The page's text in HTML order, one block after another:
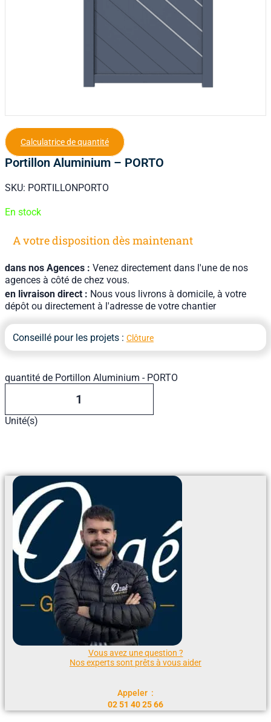
Calculatrice de quantité
Portillon Aluminium – PORTO
SKU: PORTILLONPORTO
En stock
A votre disposition dès maintenant
dans nos Agences : Venez directement dans l'une de nos
agences à côté de chez vous.
en livraison direct : Nous vous livrons à domicile, à votre
dépôt ou directement à l'adresse de votre chantier
Conseillé pour les projets : Clôture
quantité de Portillon Aluminium - PORTO
Unité(s)
Vous avez une question ?
Nos experts sont prêts à vous aider
Appeler :
02 51 40 25 66